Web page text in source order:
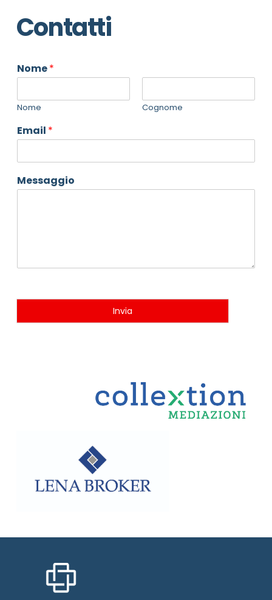
Contatti
Nome*
Nome Cognome
Email *
Messaggio
Invia